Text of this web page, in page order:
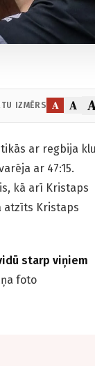
IZMĒRS A A A
ar regbija
ar 47:15.
kā arī Kristaps
atzīts Kristaps
starp viņiem
foto